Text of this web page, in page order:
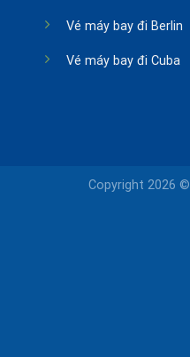
Vé máy bay đi Berlin
Vé máy bay đi Cuba
Copyright 2026 ©